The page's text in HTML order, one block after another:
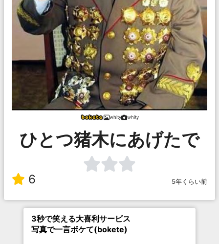
whity whity
ひとつ猪木にあげたで
6 5年くらい前
3秒で笑える大喜利サービス
写真で一言ボケて(bokete)